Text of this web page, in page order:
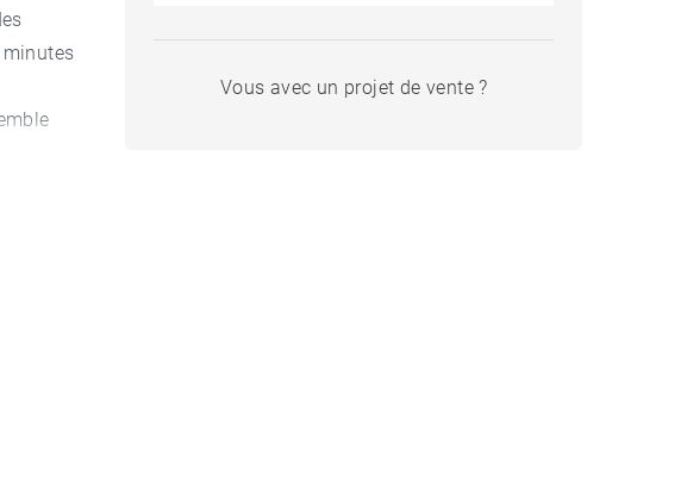
ruelle
sur le
Vous avec un projet de vente ?